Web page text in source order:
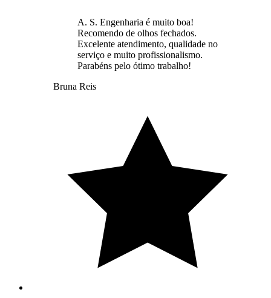
A. S. Engenharia é muito boa!
Recomendo de olhos fechados.
Excelente atendimento, qualidade no
serviço e muito profissionalismo.
Parabéns pelo ótimo trabalho!
Bruna Reis